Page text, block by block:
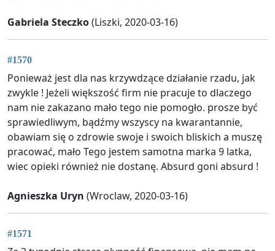
Gabriela Steczko(Liszki, 2020-03-16)
#1570
Ponieważ jest dla nas krzywdzące działanie rzadu, jak
zwykle ! Jeżeli większość firm nie pracuje to dlaczego
nam nie zakazano mało tego nie pomogło. prosze być
sprawiedliwym, bądźmy wszyscy na kwarantannie,
obawiam się o zdrowie swoje i swoich bliskich a muszę
pracować, mało Tego jestem samotna marka 9 latka,
wiec opieki również nie dostanę. Absurd goni absurd !
Agnieszka Uryn (Wroclaw, 2020-03-16)
#1571